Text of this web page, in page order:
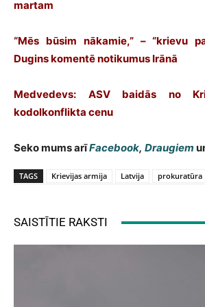
martam
“Mēs būsim nākamie,” – “krievu
Dugins komentē notikumus Irānā
Medvedevs: ASV baidās no
kodolkonflikta cenu
Seko mums arīFacebook, Draugiem
TAGS Krievijas armija Latvija prokuratūra
SAISTĪTIE RAKSTI